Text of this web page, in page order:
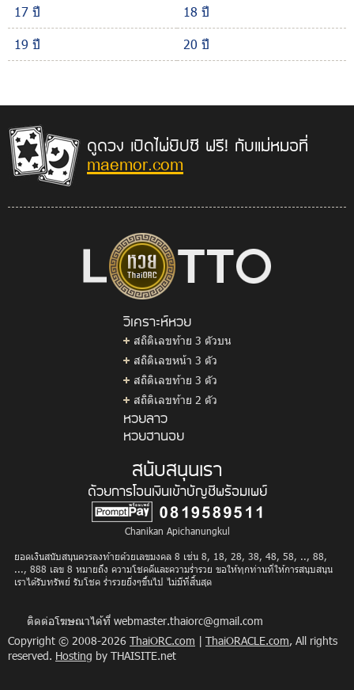
17 ปี
18 ปี
19 ปี
20 ปี
ดูดวง เปิดไพ่ยิปซี ฟรี! กับแม่หมอที่
maemor.com
วิเคราะห์หวย
สถิติเลขท้าย 3 ตัวบน
สถิติเลขหน้า 3 ตัว
สถิติเลขท้าย 3 ตัว
สถิติเลขท้าย 2 ตัว
หวยลาว
หวยฮานอย
สนับสนุนเรา
ด้วยการโอนเงินเข้าบัญชีพร้อมเพย์
Chanikan Apichanungkul
ยอดเงินสนับสนุนควรลงท้ายด้วยเลขมงคล 8 เช่น 8, 18, 28, 38, 48, 58, .., 88,
..., 888 เลข 8 หมายถึง ความโชคดีและความร่ำรวย ขอให้ทุกท่านที่ให้การสนุบสนุน
เราได้รับทรัพย์ รับโชค ร่ำรวยยิ่งๆขึ้นไป ไม่มีที่สิ้นสุด
ติดต่อโฆษณาได้ที่ webmaster.thaiorc@gmail.com
Copyright © 2008-2026 ThaiORC.com | ThaiORACLE.com, All rights
reserved. Hosting by THAISITE.net